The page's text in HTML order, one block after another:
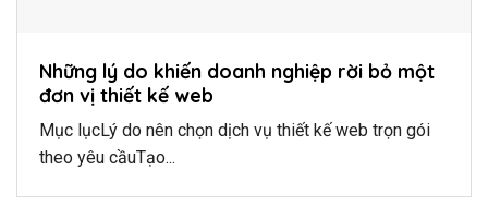
Những lý do khiến doanh nghiệp rời bỏ một
đơn vị thiết kế web
Mục lụcLý do nên chọn dịch vụ thiết kế web trọn gói
theo yêu cầuTạo...